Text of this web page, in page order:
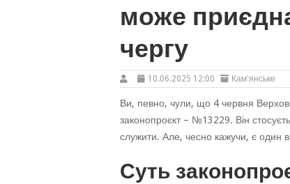
може
чергу
10.06.2025 12:00 Кам'янське
Ви, певно, чули, що 4 червня
законопроєкт – №13229. Він
служити. Але, чесно кажучи, є один
Суть